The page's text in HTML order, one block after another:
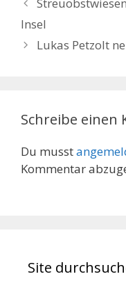
Insel
Lukas Petzolt
Schreibe einen
Du musst
Kommentar
Site